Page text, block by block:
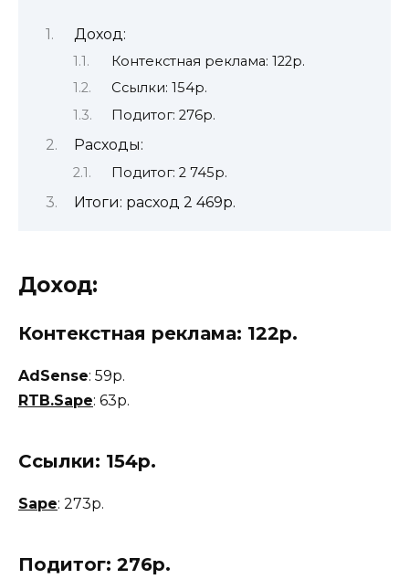
Доход:
Контекстная реклама: 122р.
Ссылки: 154р.
Подитог: 276р.
Расходы:
Подитог: 2 745р.
Итоги: расход 2 469р.
Доход:
Контекстная реклама: 122р.
AdSense: 59р.
RTB.Sape: 63р.
Ссылки: 154р.
Sape: 273р.
Подитог: 276р.